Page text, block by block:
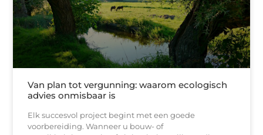
Van plan tot vergunning: waarom ecologisch
advies onmisbaar is
Elk succesvol project begint met een goede
voorbereiding. Wanneer u bouw- of